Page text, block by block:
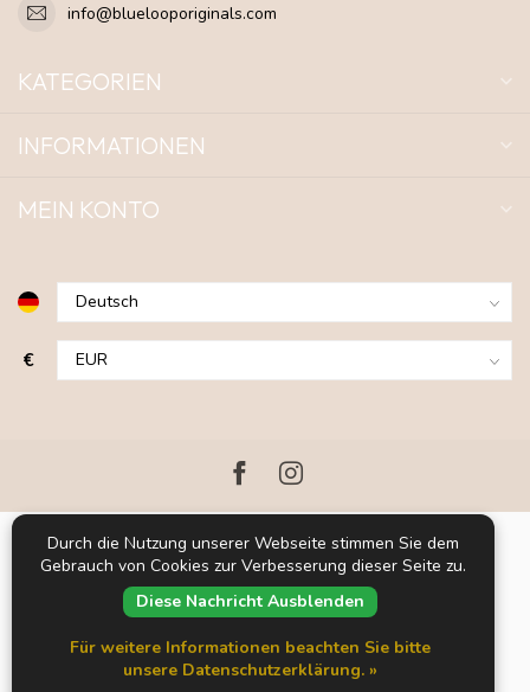
info@bluelooporiginals.com
KATEGORIEN
INFORMATIONEN
MEIN KONTO
€
© Copyright 2026 Blue LOOP OriginalsPowered by
Durch die Nutzung unserer Webseite stimmen Sie dem
Gebrauch von Cookies zur Verbesserung dieser Seite zu.
Diese Nachricht Ausblenden
Für weitere Informationen beachten Sie bitte
unsere Datenschutzerklärung. »